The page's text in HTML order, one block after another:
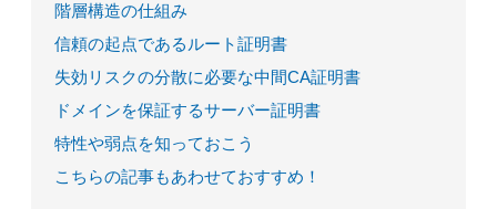
階層構造の仕組み
信頼の起点であるルート証明書
失効リスクの分散に必要な中間CA証明書
ドメインを保証するサーバー証明書
特性や弱点を知っておこう
こちらの記事もあわせておすすめ！